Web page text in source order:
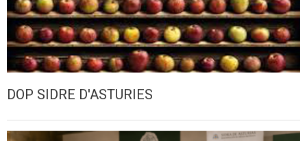
DOP SIDRE D'ASTURIES